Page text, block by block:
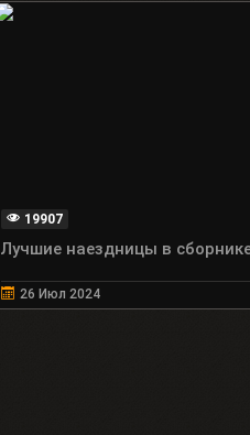
19907
Лучшие наездницы в
26 Июл 2024